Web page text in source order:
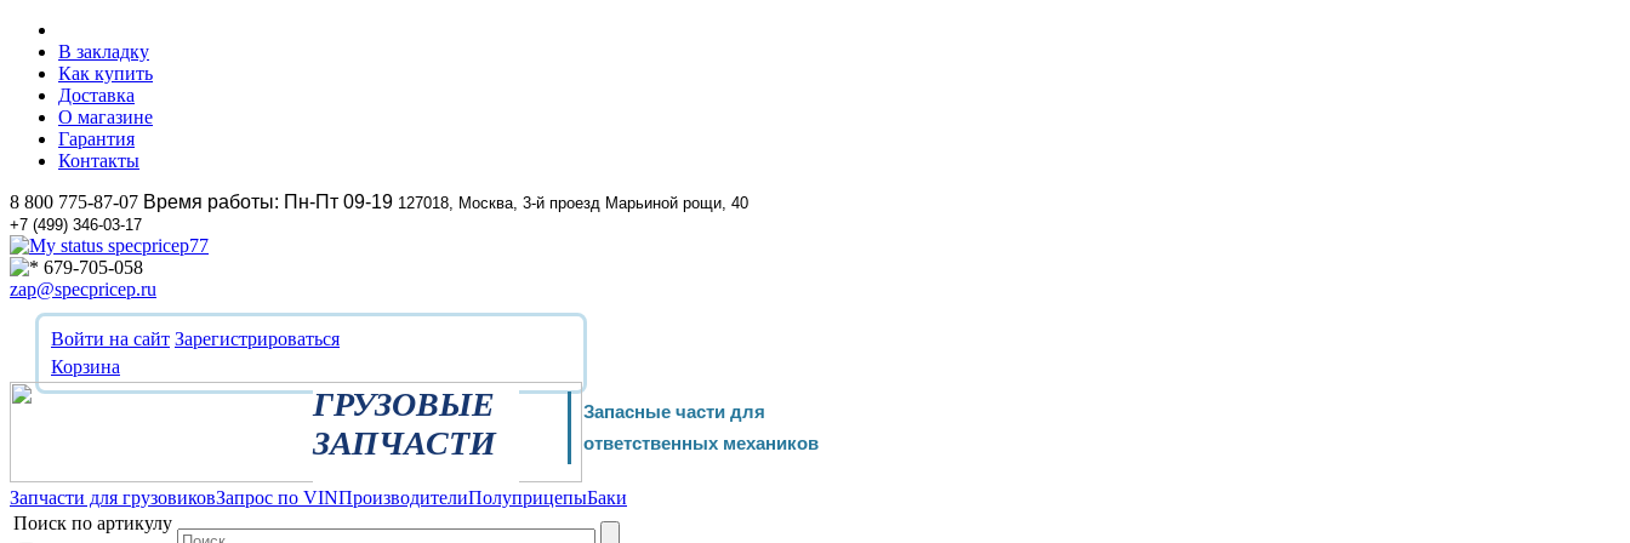
В закладку
Как купить
Доставка
О магазине
Гарантия
Контакты
8 800 775-87-07 Время работы: Пн-Пт 09-19 127018, Москва, 3-й проезд Марьиной рощи, 40
+7 (499) 346-03-17
specpricep77
679-705-058
zap@specpricep.ru
Войти на сайт Зарегистрироваться
Корзина
ГРУЗОВЫЕ
ЗАПЧАСТИ
Запасные части для
ответственных механиков
Запчасти для грузовиковЗапрос по VINПроизводителиПолуприцепыБаки
Поиск по артикулу